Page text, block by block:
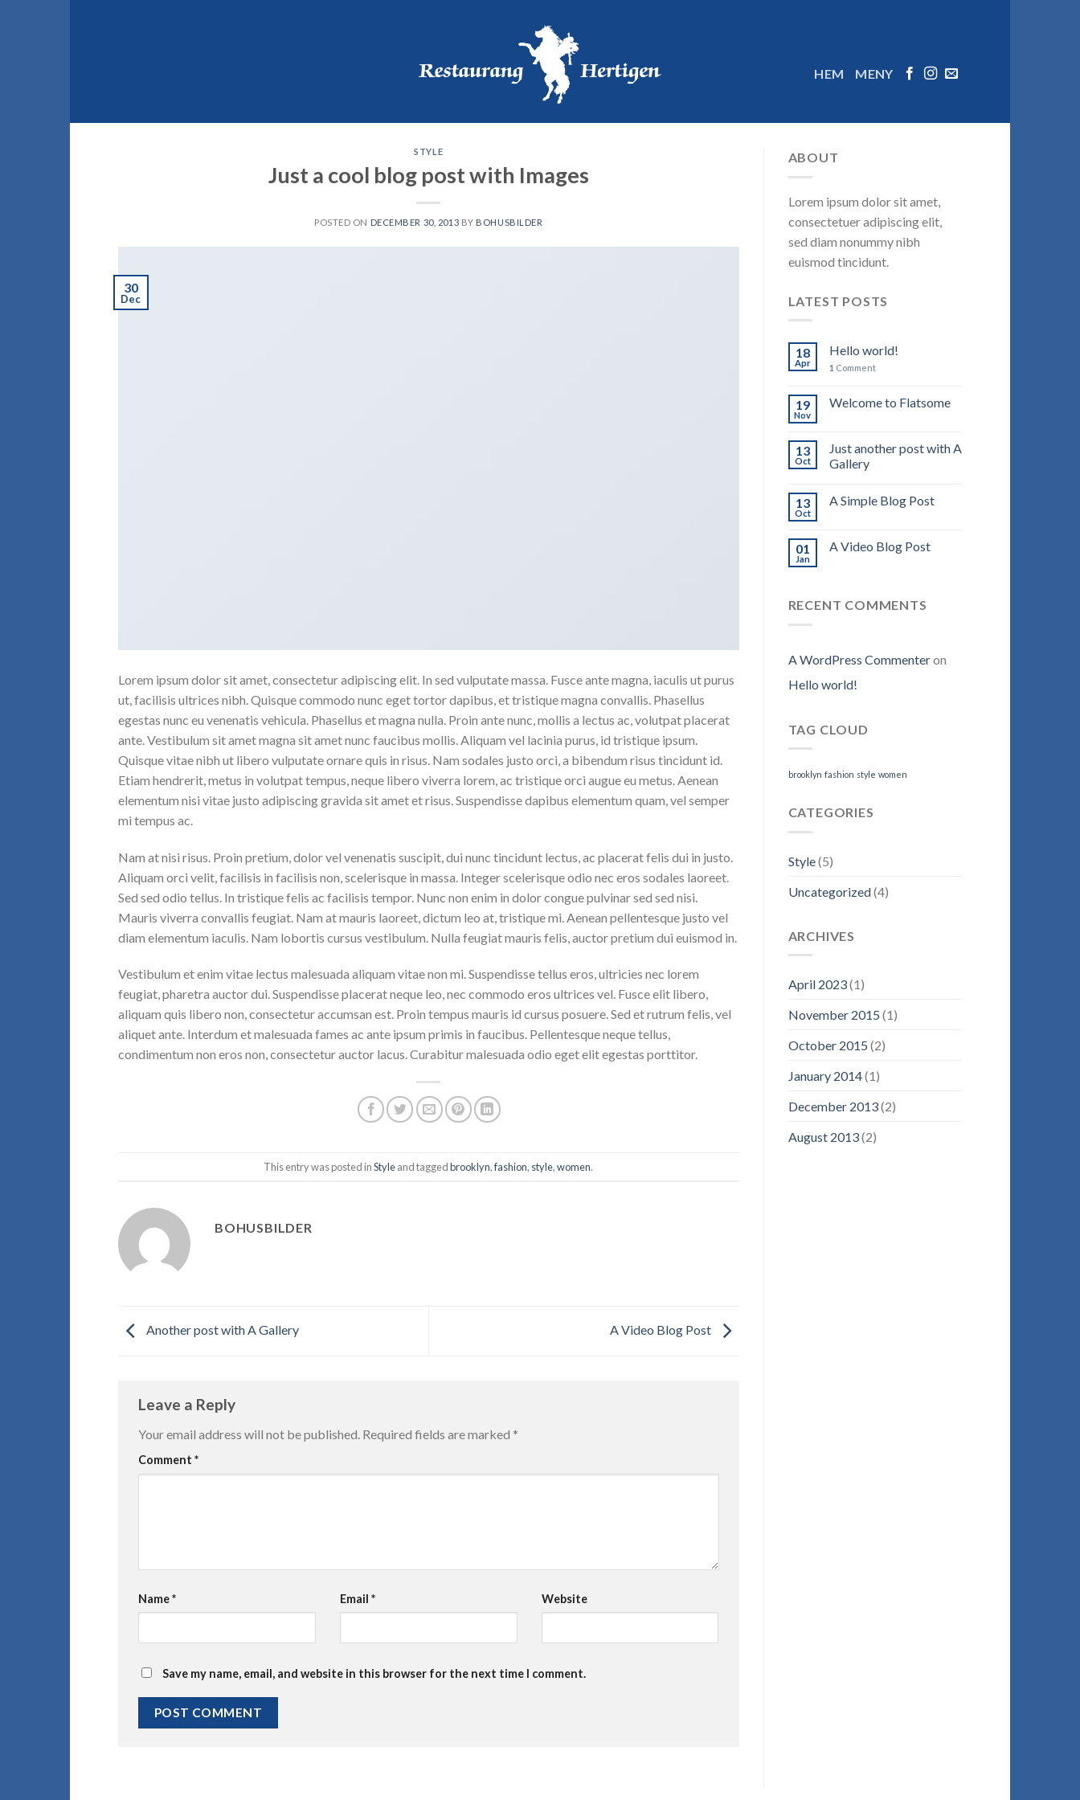
HEM
MENY
STYLE
Just a cool blog post with Images
POSTED ON DECEMBER 30, 2013 BY BOHUSBILDER
30
Dec
Lorem ipsum dolor sit amet, consectetur adipiscing elit. In sed vulputate massa. Fusce ante magna, iaculis ut purus
ut, facilisis ultrices nibh. Quisque commodo nunc eget tortor dapibus, et tristique magna convallis. Phasellus
egestas nunc eu venenatis vehicula. Phasellus et magna nulla. Proin ante nunc, mollis a lectus ac, volutpat placerat
ante. Vestibulum sit amet magna sit amet nunc faucibus mollis. Aliquam vel lacinia purus, id tristique ipsum.
Quisque vitae nibh ut libero vulputate ornare quis in risus. Nam sodales justo orci, a bibendum risus tincidunt id.
Etiam hendrerit, metus in volutpat tempus, neque libero viverra lorem, ac tristique orci augue eu metus. Aenean
elementum nisi vitae justo adipiscing gravida sit amet et risus. Suspendisse dapibus elementum quam, vel semper
mi tempus ac.
Nam at nisi risus. Proin pretium, dolor vel venenatis suscipit, dui nunc tincidunt lectus, ac placerat felis dui in justo.
Aliquam orci velit, facilisis in facilisis non, scelerisque in massa. Integer scelerisque odio nec eros sodales laoreet.
Sed sed odio tellus. In tristique felis ac facilisis tempor. Nunc non enim in dolor congue pulvinar sed sed nisi.
Mauris viverra convallis feugiat. Nam at mauris laoreet, dictum leo at, tristique mi. Aenean pellentesque justo vel
diam elementum iaculis. Nam lobortis cursus vestibulum. Nulla feugiat mauris felis, auctor pretium dui euismod in.
Vestibulum et enim vitae lectus malesuada aliquam vitae non mi. Suspendisse tellus eros, ultricies nec lorem
feugiat, pharetra auctor dui. Suspendisse placerat neque leo, nec commodo eros ultrices vel. Fusce elit libero,
aliquam quis libero non, consectetur accumsan est. Proin tempus mauris id cursus posuere. Sed et rutrum felis, vel
aliquet ante. Interdum et malesuada fames ac ante ipsum primis in faucibus. Pellentesque neque tellus,
condimentum non eros non, consectetur auctor lacus. Curabitur malesuada odio eget elit egestas porttitor.
This entry was posted inStyleand taggedbrooklyn,fashion, style,women.
BOHUSBILDER
Another post with A Gallery A Video Blog Post
Leave a Reply
Your email address will not be published. Required fields are marked *
Comment *
Name* Email * Website
Save my name, email, and website in this browser for the next time I comment.
ABOUT
Lorem ipsum dolor sit amet,
consectetuer adipiscing elit,
sed diam nonummy nibh
euismod tincidunt.
LATEST POSTS
18
Apr
Hello world!
1 Comment
19
Nov
Welcome to Flatsome
13
Oct
Just another post with A
Gallery
13
Oct
A Simple Blog Post
01
Jan
A Video Blog Post
RECENT COMMENTS
A WordPress Commenteron
Hello world!
TAG CLOUD
brooklyn fashion style women
CATEGORIES
Style(5)
Uncategorized(4)
ARCHIVES
April 2023(1)
November 2015 (1)
October 2015 (2)
January 2014(1)
December 2013(2)
August 2013(2)